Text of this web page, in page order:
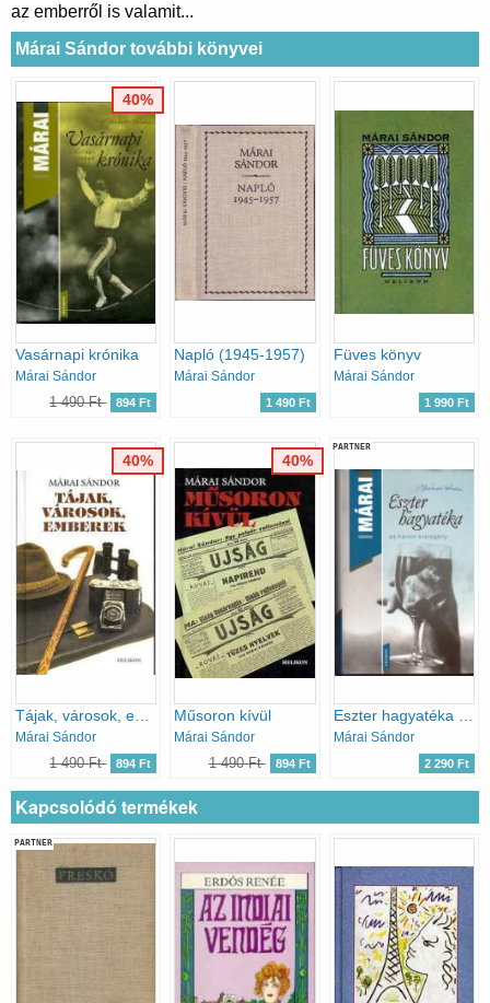
az em­ber­ről is valamit...
Márai Sándor további könyvei
Vasárnapi krónika
Márai Sándor
1 490 Ft 894 Ft
40%
Napló (1945-1957)
Márai Sándor
1 490 Ft
Füves könyv
Márai Sándor
1 990 Ft
Márai Sándor
1 490 Ft 894 Ft
40%
Műsoron kívül
Márai Sándor
1 490 Ft 894 Ft
40%
PARTNER
Márai Sándor
2 290 Ft
Kapcsolódó termékek
PARTNER